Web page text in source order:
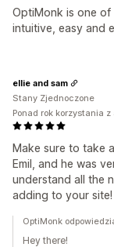
OptiMonk is one
intuitive, easy and
Make sure to take
Emil, and he was
understand all the
adding to your site!
ellie and sam
Stany Zjednoczone
Ponad rok korzystania
OptiMonk
Hey there!